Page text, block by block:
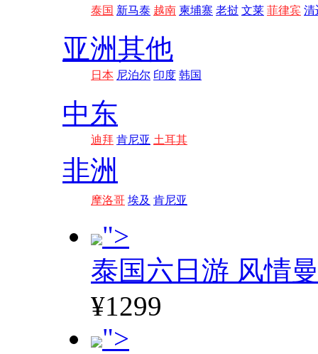
泰国 新马泰 越南 柬埔寨 老挝 文莱 菲律宾 清
亚洲其他
日本 尼泊尔 印度 韩国
中东
迪拜 肯尼亚 土耳其
非洲
摩洛哥 埃及 肯尼亚
">
泰国六日游 风情
¥1299
">